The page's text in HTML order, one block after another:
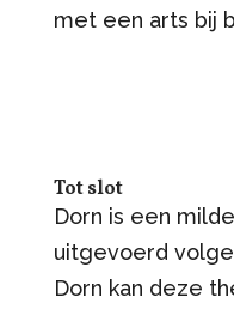
met een arts bij
Tot slot
Dorn is een
uitgevoerd
Dorn kan deze